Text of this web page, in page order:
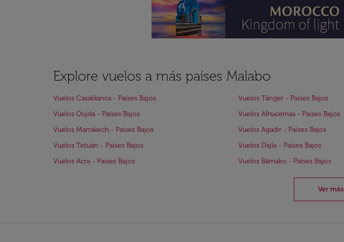
Explore vuelos a más países Malabo
Vuelos Casablanca - Países Bajos Vuelos Tánger - Países Bajos
Vuelos Oujda - Países Bajos
Vuelos Alhucemas - Países Bajos
Vuelos Marrakech - Países Bajos
Vuelos Agadir - Países Bajos
Vuelos Tetuán - Países Bajos
Vuelos Dajla - Países Bajos
Vuelos Acra - Países Bajos
Vuelos Bámako - Países Bajos
Ver más